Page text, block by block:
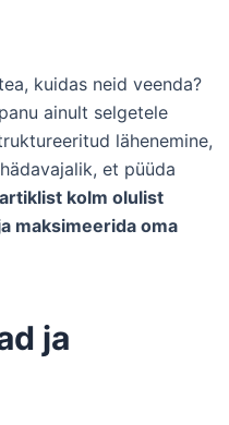
kuidas neid veenda?
ainult selgetele
lähenemine,
et püüda
kolm olulist
maksimeerida oma
ja